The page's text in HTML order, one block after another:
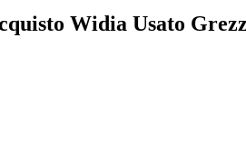
Widia Usato